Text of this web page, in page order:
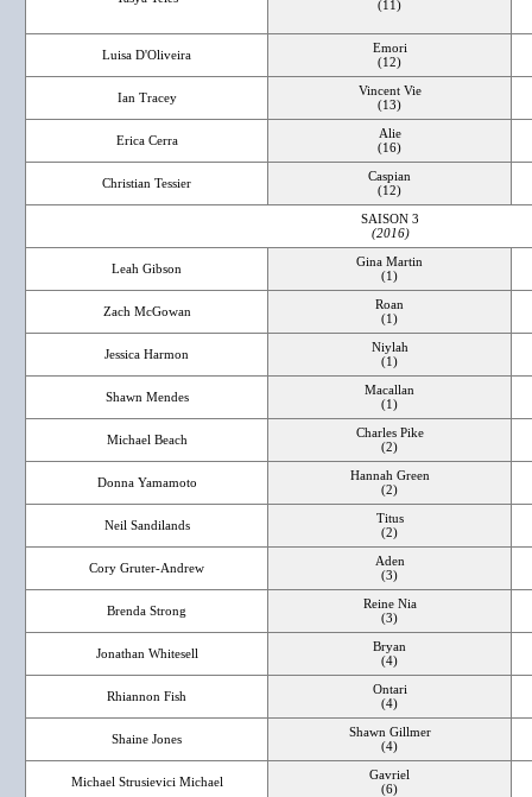
(11)
Luisa D'Oliveira
Emori
(12)
Ian Tracey
Vincent Vie
(13)
Erica Cerra
Alie
(16)
Christian Tessier
Caspian
(12)
SAISON 3
(2016)
Leah Gibson
Gina Martin
(1)
Zach McGowan
Roan
(1)
Jessica Harmon
Niylah
(1)
Shawn Mendes
Macallan
(1)
Michael Beach
Charles Pike
(2)
Donna Yamamoto
Hannah Green
(2)
Neil Sandilands
Titus
(2)
Cory Gruter-Andrew
Aden
(3)
Brenda Strong
Reine Nia
(3)
Jonathan Whitesell
Bryan
(4)
Rhiannon Fish
Ontari
(4)
Shaine Jones
Shawn Gillmer
(4)
Michael Strusievici Michael
Gavriel
(6)